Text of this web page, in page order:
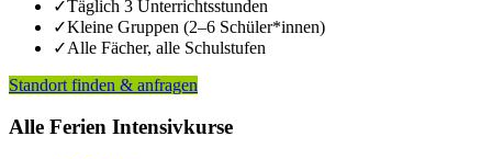
✓Täglich 3 Unterrichtsstunden
✓Kleine Gruppen (2–6 Schüler*innen)
✓Alle Fächer, alle Schulstufen
Standort finden & anfragen
Alle Ferien Intensivkurse